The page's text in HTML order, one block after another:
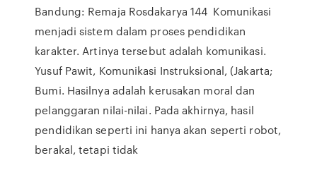
Bandung: Remaja Rosdakarya 144 Komunikasi
menjadi sistem dalam proses pendidikan
karakter. Artinya tersebut adalah komunikasi.
Yusuf Pawit, Komunikasi Instruksional, (Jakarta;
Bumi. Hasilnya adalah kerusakan moral dan
pelanggaran nilai-nilai. Pada akhirnya, hasil
pendidikan seperti ini hanya akan seperti robot,
berakal, tetapi tidak